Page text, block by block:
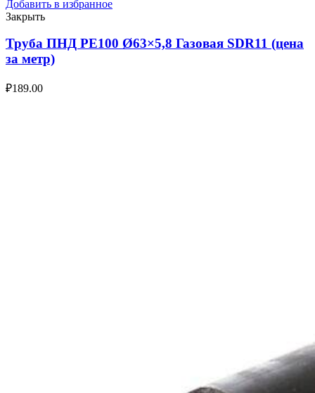
Добавить в избранное
Закрыть
Труба ПНД РЕ100 Ø63×5,8 Газовая SDR11 (цена
за метр)
₽189.00